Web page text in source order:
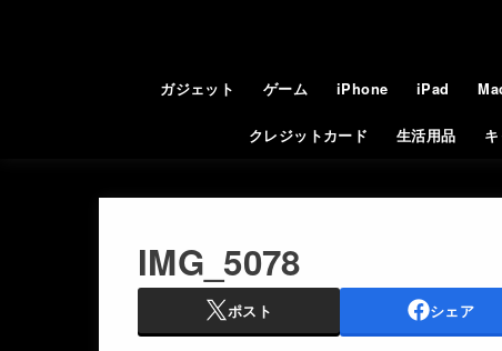
ガジェット ゲーム iPhone iPad
クレジットカード 生活用品
IMG_5078
ポスト シェア